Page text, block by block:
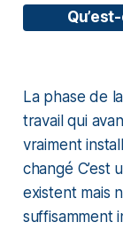
La phase de
travail qui
vraiment
changé C’est
existent mais
suffisamment